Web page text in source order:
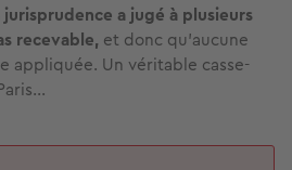
jurisprudence a jugé à plusieurs
recevable, et donc qu’aucune
appliquée. Un véritable casse-